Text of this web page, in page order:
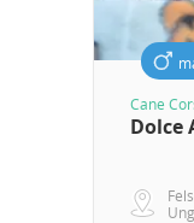
Cane
Dolce